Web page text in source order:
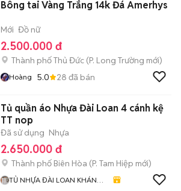
Bông tai Vàng Trắng 14k Đá Amerhys
Mới Đồ nữ
2.500.000 đ
Thành phố Thủ Đức (P. Long Trường mới)
Hoàng 5.0 28 đã bán
Tủ quần áo Nhựa Đài Loan 4 cánh kệ
TT nop
Đã sử dụng Nhựa
2.650.000 đ
Thành phố Biên Hòa (P. Tam Hiệp mới)
TỦ NHỰA ĐÀI LOAN KHÁNH